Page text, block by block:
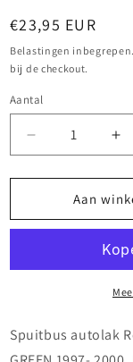
Normale
prijs
€23,95 EUR
Belastingen inbegrepen.
bij de checkout.
Aantal
Aantal
verlagen
voor
Spuitbus
autolak
Rover HYF
1997-
Aan
Spuitbus autolak